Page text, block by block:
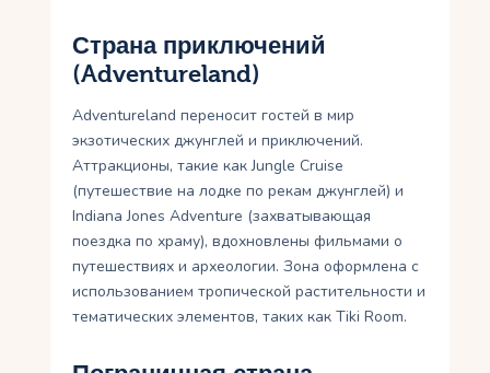
Страна приключений
(Adventureland)
Adventureland переносит гостей в мир
экзотических джунглей и приключений.
Аттракционы, такие как Jungle Cruise
(путешествие на лодке по рекам джунглей) и
Indiana Jones Adventure (захватывающая
поездка по храму), вдохновлены фильмами о
путешествиях и археологии. Зона оформлена с
использованием тропической растительности и
тематических элементов, таких как Tiki Room.